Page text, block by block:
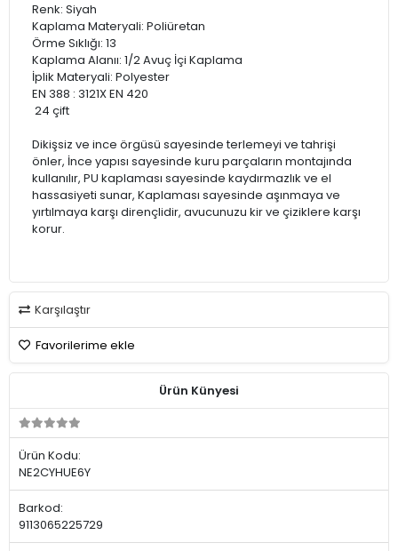
Renk: Siyah
Kaplama Materyali: Poliüretan
Örme Sıklığı: 13
Kaplama Alanıı: 1/2 Avuç İçi Kaplama
İplik Materyali: Polyester
EN 388 : 3121X EN 420
24 çift
Dikişsiz ve ince örgüsü sayesinde terlemeyi ve tahrişi
önler, İnce yapısı sayesinde kuru parçaların montajında
kullanılır, PU kaplaması sayesinde kaydırmazlık ve el
hassasiyeti sunar, Kaplaması sayesinde aşınmaya ve
yırtılmaya karşı dirençlidir, avucunuzu kir ve çiziklere karşı
korur.
Karşılaştır
Favorilerime ekle
Ürün Künyesi
Ürün Kodu:
NE2CYHUE6Y
Barkod:
9113065225729